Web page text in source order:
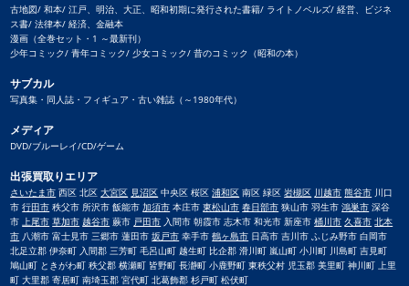
古地図/ 和本/ 江戸、明治、大正、昭和初期に発行された書籍/ ライトノベルズ/ 経営、ビジネ
ス書/ 法律本/ 経済、金融本
漫画（全巻セット・1 ～最新刊）
少年コミック/ 青年コミック/ 少女コミック/ 昔のコミック（昭和の本）
サブカル
写真集・同人誌・フィギュア・古い雑誌（～1980年代）
メディア
DVD/ブルーレイ/CD/ゲーム
出張買取りエリア
さいたま市 西区 北区大宮区 見沼区 中央区 桜区浦和区 南区 緑区岩槻区 川越市 熊谷市 川口
市行田市 秩父市 所沢市 飯能市加須市 本庄市東松山市 春日部市 狭山市 羽生市鴻巣市 深谷
市 上尾市 草加市 越谷市 蕨市 戸田市 入間市 朝霞市 志木市 和光市 新座市桶川市 久喜市 北本
市 八潮市 富士見市 三郷市 蓮田市坂戸市 幸手市鶴ヶ島市 日高市 吉川市 ふじみ野市 白岡市
北足立郡 伊奈町 入間郡 三芳町 毛呂山町 越生町 比企郡 滑川町 嵐山町 小川町 川島町 吉見町
鳩山町 ときがわ町 秩父郡 横瀬町 皆野町 長瀞町 小鹿野町 東秩父村 児玉郡 美里町 神川町 上里
町 大里郡 寄居町 南埼玉郡 宮代町 北葛飾郡 杉戸町 松伏町